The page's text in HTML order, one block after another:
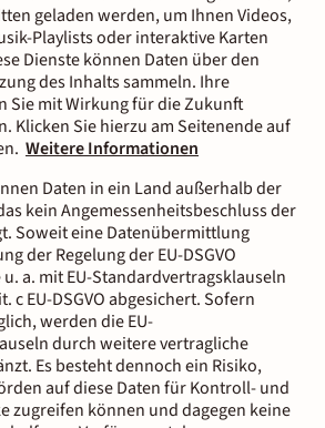
geladen werden, um Ihnen Videos,
Playlists oder interaktive Karten
Dienste können Daten über den
des Inhalts sammeln. Ihre
Sie mit Wirkung für die Zukunft
Klicken Sie hierzu am Seitenende auf
Weitere Informationen
Daten in ein Land außerhalb der
kein Angemessenheitsbeschluss der
Soweit eine Datenübermittlung
der Regelung der EU-DSGVO
a. mit EU-Standardvertragsklauseln
c EU-DSGVO abgesichert. Sofern
werden die EU-
durch weitere vertragliche
Es besteht dennoch ein Risiko,
auf diese Daten für Kontroll- und
zugreifen können und dagegen keine